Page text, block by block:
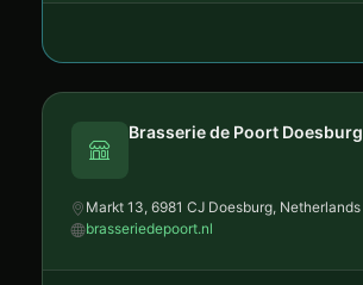
Brasserie de Poort Doesburg
Markt 13, 6981 CJ Doesburg, Netherlands
brasseriedepoort.nl